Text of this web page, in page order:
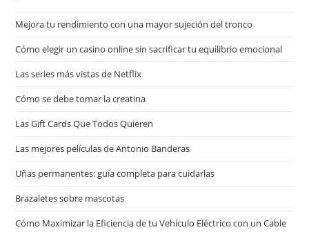
Mejora tu rendimiento con una mayor sujeción del tronco
Cómo elegir un casino online sin sacrificar tu equilibrio emocional
Las series más vistas de Netflix
Cómo se debe tomar la creatina
Las Gift Cards Que Todos Quieren
Las mejores películas de Antonio Banderas
Uñas permanentes: guía completa para cuidarlas
Brazaletes sobre mascotas
Cómo Maximizar la Eficiencia de tu Vehículo Eléctrico con un Cable